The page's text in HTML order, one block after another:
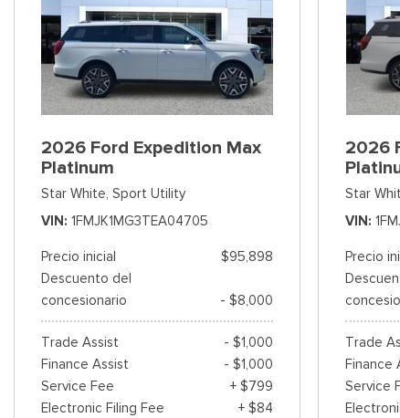
2026 Ford Expedition Max
Platinum
Star White, Sport Utility
VIN 1FMJK1MG3TEA04705
Precio inicial
$95,898
Descuento del
concesionario
- $8,000
Trade Assist
- $1,000
Finance Assist
- $1,000
Service Fee
+ $799
Electronic Filing Fee
+ $84
2026
Star
VIN
Precio
Trade
Finance
Service